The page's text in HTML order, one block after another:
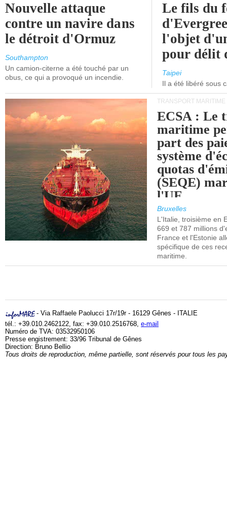
Nouvelle attaque
contre un navire dans
le détroit d'Ormuz
Southampton
Un camion-citerne a été touché par un
obus, ce qui a provoqué un incendie.
Le fils du
l'objet
pour délit
Taipei
Il a été libéré sous
TRANSPORT MARITIME
ECSA : Le
maritime
part des
système
quotas
(SEQE)
l'UE.
Bruxelles
L'Italie, troisième en
669 et 787 millions
France et l'Estonie
spécifique de ces
maritime.
- Via Raffaele Paolucci 17r/19r - 16129 Gênes - ITALIE
tél.: +39.010.2462122, fax: +39.010.2516768, e-mail
Numéro de TVA: 03532950106
Presse engistrement: 33/96 Tribunal de Gênes
Direction: Bruno Bellio
Tous droits de reproduction, même partielle, sont réservés pour tous les